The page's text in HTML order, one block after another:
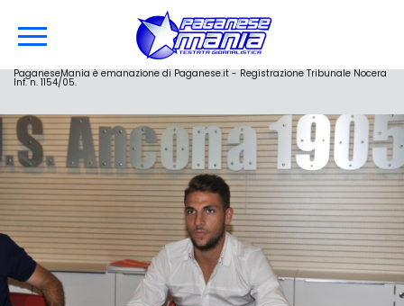
PaganeseMania è emanazione di Paganese.it - Registrazione Tribunale Nocera
Inf. n. 1154/05.